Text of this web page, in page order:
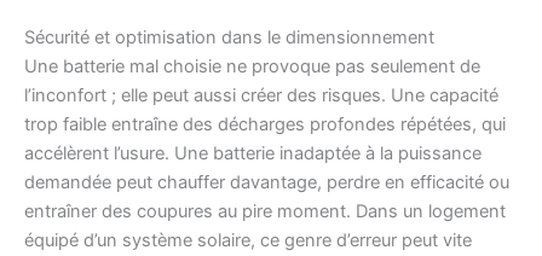
Sécurité et optimisation dans le dimensionnement
Une batterie mal choisie ne provoque pas seulement de
l’inconfort ; elle peut aussi créer des risques. Une capacité
trop faible entraîne des décharges profondes répétées, qui
accélèrent l’usure. Une batterie inadaptée à la puissance
demandée peut chauffer davantage, perdre en efficacité ou
entraîner des coupures au pire moment. Dans un logement
équipé d’un système solaire, ce genre d’erreur peut vite